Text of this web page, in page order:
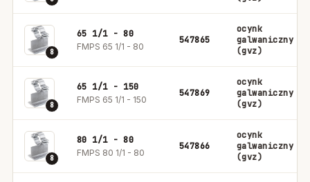
8
65 1/1 - 80
FMPS 65 1/1 - 80
547865
ocynk
galwaniczny
(gvz)
8
65 1/1 - 150
FMPS 65 1/1 - 150
547869
ocynk
galwaniczny
(gvz)
8
80 1/1 - 80
FMPS 80 1/1 - 80
547866
ocynk
galwaniczny
(gvz)